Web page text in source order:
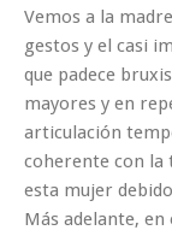
Vemos a la
gestos y el casi
que padece
mayores y en
articulación
coherente con la
esta mujer
Más adelante,